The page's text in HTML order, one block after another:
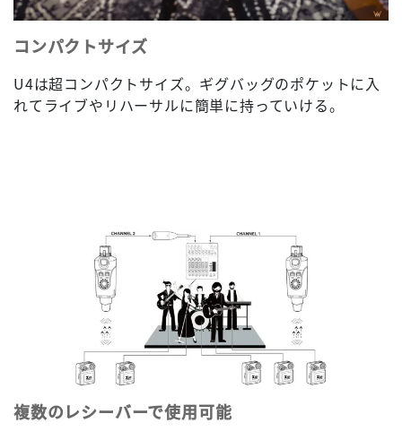
コンパクトサイズ
U4は超コンパクトサイズ。ギグバッグのポケットに入
れてライブやリハーサルに簡単に持っていける。
複数のレシーバーで使用可能